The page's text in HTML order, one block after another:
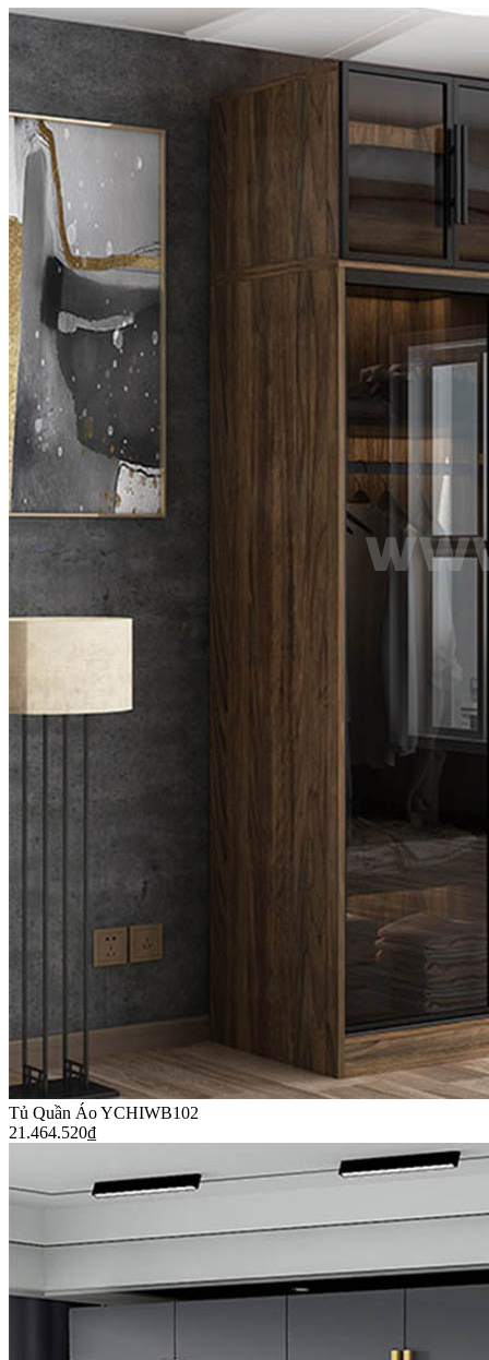
Tủ Quần Áo YCHIWB102
21.464.520₫